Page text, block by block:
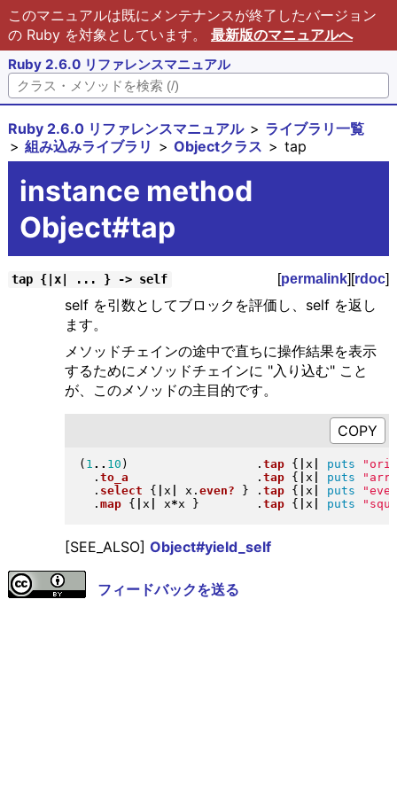
このマニュアルは既にメンテナンスが終了したバージョン
の Ruby を対象としています。 最新版のマニュアルへ
Ruby 2.6.0 リファレンスマニュアル
Ruby 2.6.0 リファレンスマニュアル
ライブラリ一覧
組み込みライブラリ
Objectクラス tap
instance method
Object#tap
tap {|x| ... } -> self [permalink][rdoc]
self を引数としてブロックを評価し、self を返し
ます。
メソッドチェインの途中で直ちに操作結果を表示
するためにメソッドチェインに "入り込む" こと
が、このメソッドの主目的です。
( 1 .. 10 ) . tap { x puts "
. to_a . tap { x puts "
. select { x x . even? } . tap { x puts "
. map { x x*x } . tap { x puts "
[SEE_ALSO] Object#yield_self
フィードバックを送る